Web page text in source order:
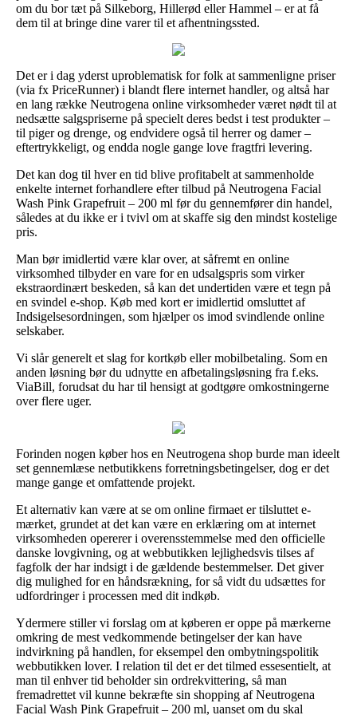
om du bor tæt på Silkeborg, Hillerød eller Hammel – er at få
dem til at bringe dine varer til et afhentningssted.
Det er i dag yderst uproblematisk for folk at sammenligne priser
(via fx PriceRunner) i blandt flere internet handler, og altså har
en lang række Neutrogena online virksomheder været nødt til at
nedsætte salgspriserne på specielt deres bedst i test produkter –
til piger og drenge, og endvidere også til herrer og damer –
eftertrykkeligt, og endda nogle gange love fragtfri levering.
Det kan dog til hver en tid blive profitabelt at sammenholde
enkelte internet forhandlere efter tilbud på Neutrogena Facial
Wash Pink Grapefruit – 200 ml før du gennemfører din handel,
således at du ikke er i tvivl om at skaffe sig den mindst kostelige
pris.
Man bør imidlertid være klar over, at såfremt en online
virksomhed tilbyder en vare for en udsalgspris som virker
ekstraordinært beskeden, så kan det undertiden være et tegn på
en svindel e-shop. Køb med kort er imidlertid omsluttet af
Indsigelsesordningen, som hjælper os imod svindlende online
selskaber.
Vi slår generelt et slag for kortkøb eller mobilbetaling. Som en
anden løsning bør du udnytte en afbetalingsløsning fra f.eks.
ViaBill, forudsat du har til hensigt at godtgøre omkostningerne
over flere uger.
Forinden nogen køber hos en Neutrogena shop burde man ideelt
set gennemlæse netbutikkens forretningsbetingelser, dog er det
mange gange et omfattende projekt.
Et alternativ kan være at se om online firmaet er tilsluttet e-
mærket, grundet at det kan være en erklæring om at internet
virksomheden opererer i overensstemmelse med den officielle
danske lovgivning, og at webbutikken lejlighedsvis tilses af
fagfolk der har indsigt i de gældende bestemmelser. Det giver
dig mulighed for en håndsrækning, for så vidt du udsættes for
udfordringer i processen med dit indkøb.
Ydermere stiller vi forslag om at køberen er oppe på mærkerne
omkring de mest vedkommende betingelser der kan have
indvirkning på handlen, for eksempel den ombytningspolitik
webbutikken lover. I relation til det er det tilmed essesentielt, at
man til enhver tid beholder sin ordrekvittering, så man
fremadrettet vil kunne bekræfte sin shopping af Neutrogena
Facial Wash Pink Grapefruit – 200 ml, uanset om du skal